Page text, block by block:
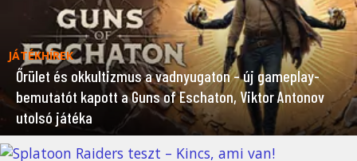
JÁTÉKHÍREK
Őrület és okkultizmus a vadnyugaton – új gameplay-
bemutatót kapott a Guns of Eschaton, Viktor Antonov
utolsó játéka